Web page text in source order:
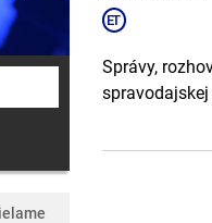
Správy,
spravodajskej